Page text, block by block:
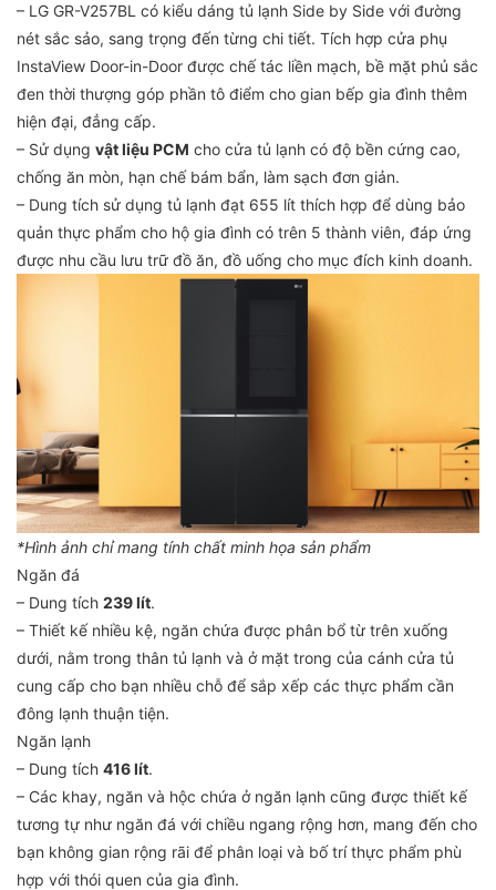
– LG GR-V257BL có kiểu dáng tủ lạnh Side by Side với đường
nét sắc sảo, sang trọng đến từng chi tiết. Tích hợp cửa phụ
InstaView Door-in-Door được chế tác liền mạch, bề mặt phủ sắc
đen thời thượng góp phần tô điểm cho gian bếp gia đình thêm
hiện đại, đẳng cấp.
– Sử dụng vật liệu PCM cho cửa tủ lạnh có độ bền cứng cao,
chống ăn mòn, hạn chế bám bẩn, làm sạch đơn giản.
– Dung tích sử dụng tủ lạnh đạt 655 lít thích hợp để dùng bảo
quản thực phẩm cho hộ gia đình có trên 5 thành viên, đáp ứng
được nhu cầu lưu trữ đồ ăn, đồ uống cho mục đích kinh doanh.
*Hình ảnh chỉ mang tính chất minh họa sản phẩm
Ngăn đá
– Dung tích 239 lít.
– Thiết kế nhiều kệ, ngăn chứa được phân bổ từ trên xuống
dưới, nằm trong thân tủ lạnh và ở mặt trong của cánh cửa tủ
cung cấp cho bạn nhiều chỗ để sắp xếp các thực phẩm cần
đông lạnh thuận tiện.
Ngăn lạnh
– Dung tích 416 lít.
– Các khay, ngăn và hộc chứa ở ngăn lạnh cũng được thiết kế
tương tự như ngăn đá với chiều ngang rộng hơn, mang đến cho
bạn không gian rộng rãi để phân loại và bố trí thực phẩm phù
hợp với thói quen của gia đình.